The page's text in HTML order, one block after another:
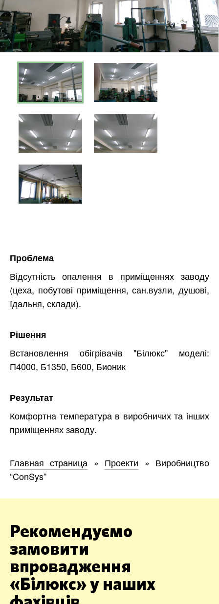
Проблема
Відсутність опалення в приміщеннях заводу
(цеха, побутові приміщення, сан.вузли, душові,
їдальня, склади).
Рішення
Встановлення обігрівачів "Білюкс" моделі:
П4000, Б1350, Б600, Бионик
Результат
Комфортна температура в виробничих та інших
приміщеннях заводу.
Главная страница » Проекти » Виробництво
“ConSys”
Рекомендуємо
замовити
впровадження
«Білюкс» у наших